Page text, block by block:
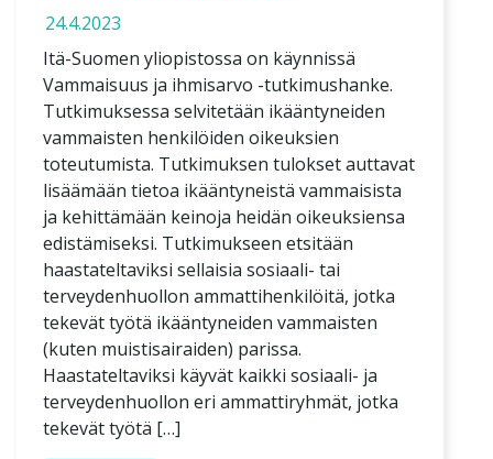
24.4.2023
Itä-Suomen yliopistossa on käynnissä
Vammaisuus ja ihmisarvo -tutkimushanke.
Tutkimuksessa selvitetään ikääntyneiden
vammaisten henkilöiden oikeuksien
toteutumista. Tutkimuksen tulokset auttavat
lisäämään tietoa ikääntyneistä vammaisista
ja kehittämään keinoja heidän oikeuksiensa
edistämiseksi. Tutkimukseen etsitään
haastateltaviksi sellaisia sosiaali- tai
terveydenhuollon ammattihenkilöitä, jotka
tekevät työtä ikääntyneiden vammaisten
(kuten muistisairaiden) parissa.
Haastateltaviksi käyvät kaikki sosiaali- ja
terveydenhuollon eri ammattiryhmät, jotka
tekevät työtä […]